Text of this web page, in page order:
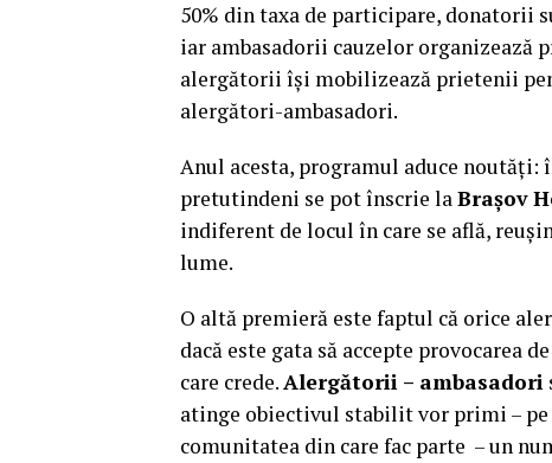
50% din taxa de participare, donatorii
iar ambasadorii cauzelor organizează
alergătorii își mobilizează prietenii
alergători-ambasadori.
Anul acesta, programul aduce noutăți:
pretutindeni se pot înscrie laBrașov
indiferent de locul în care se află,
lume.
O altă premieră este faptul că orice
dacă este gata să accepte provocarea
care crede.Alergătorii – ambasadori
atinge obiectivul stabilit vor primi –
comunitatea din care fac parte – un